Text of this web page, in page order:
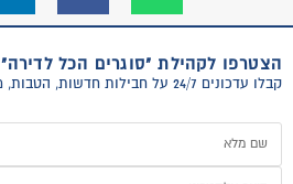
הצטרפו לקהילת "סוגרים הכל לדירה"
קבלו עדכונים 24/7 על חבילות חדשות, הטבות, מבצעים וטיפים למעבר דירה!